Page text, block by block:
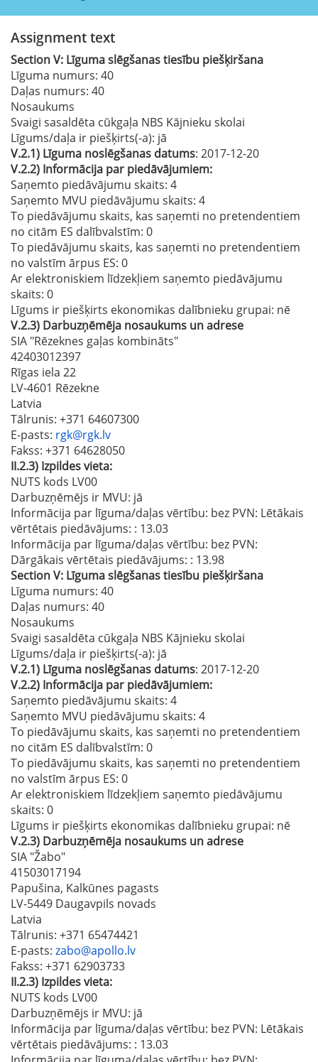
Assignment text
SectionV: Līguma slēgšanas tiesību piešķiršana
Līguma numurs: 40
Daļas numurs: 40
Nosaukums
Svaigi sasaldēta cūkgaļa NBS Kājnieku skolai
Līgums/daļa ir piešķirts(-a): jā
V.2.1) Līguma noslēgšanas datums: 2017-12-20
V.2.2) Informācija par piedāvājumiem:
Saņemto piedāvājumu skaits: 4
Saņemto MVU piedāvājumu skaits: 4
To piedāvājumu skaits, kas saņemti no pretendentiem
no citām ES dalībvalstīm: 0
To piedāvājumu skaits, kas saņemti no pretendentiem
no valstīm ārpus ES: 0
Ar elektroniskiem līdzekļiem saņemto piedāvājumu
skaits: 0
Līgums ir piešķirts ekonomikas dalībnieku grupai: nē
V.2.3) Darbuzņēmēja nosaukums un adrese
SIA "Rēzeknes gaļas kombināts"
42403012397
Rīgas iela 22
LV-4601 Rēzekne
Latvia
Tālrunis: +371 64607300
E-pasts: rgk@rgk.lv
Fakss: +371 64628050
II.2.3) Izpildes vieta:
NUTS kods LV00
Darbuzņēmējs ir MVU: jā
Informācija par līguma/daļas vērtību: bez PVN: Lētākais
vērtētais piedāvājums: : 13.03
Informācija par līguma/daļas vērtību: bez PVN:
Dārgākais vērtētais piedāvājums: : 13.98
SectionV: Līguma slēgšanas tiesību piešķiršana
Līguma numurs: 40
Daļas numurs: 40
Nosaukums
Svaigi sasaldēta cūkgaļa NBS Kājnieku skolai
Līgums/daļa ir piešķirts(-a): jā
V.2.1) Līguma noslēgšanas datums: 2017-12-20
V.2.2) Informācija par piedāvājumiem:
Saņemto piedāvājumu skaits: 4
Saņemto MVU piedāvājumu skaits: 4
To piedāvājumu skaits, kas saņemti no pretendentiem
no citām ES dalībvalstīm: 0
To piedāvājumu skaits, kas saņemti no pretendentiem
no valstīm ārpus ES: 0
Ar elektroniskiem līdzekļiem saņemto piedāvājumu
skaits: 0
Līgums ir piešķirts ekonomikas dalībnieku grupai: nē
V.2.3) Darbuzņēmēja nosaukums un adrese
SIA "Žabo"
41503017194
Papušina, Kalkūnes pagasts
LV-5449 Daugavpils novads
Latvia
Tālrunis: +371 65474421
E-pasts: zabo@apollo.lv
Fakss: +371 62903733
II.2.3) Izpildes vieta:
NUTS kods LV00
Darbuzņēmējs ir MVU: jā
Informācija par līguma/daļas vērtību: bez PVN: Lētākais
vērtētais piedāvājums: : 13.03